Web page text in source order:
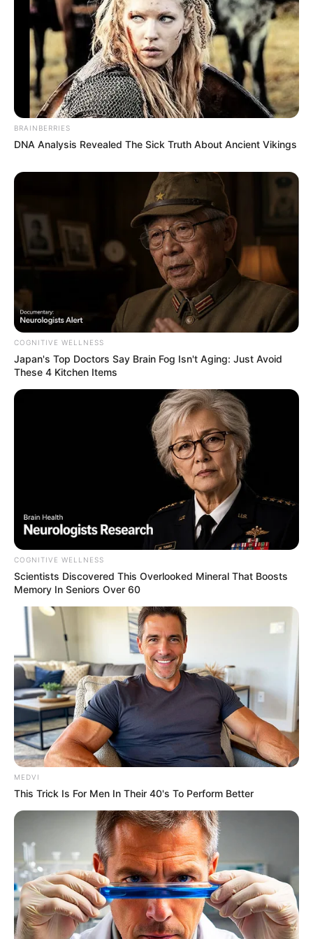
ścieżki dźwiękowej. Przypomnijmy, że w Wielkiej
Brytanii dostępne będą wydania wstandardowym
opakowaniuorazsteelbooku. Pojawiła się też specyfikacja
steelbookaz „ Królem Skorpionem”. W przypadku tego tytułu
również możemy liczyć napolskie napisy i ścieżkę
dźwiękową(lektora).Amazondorzucił do tego swój preorder
na zapowiedziane tydzień wcześniejwydanie 4K UHDz
filmem „Czarownica: Bajka ludowa z Nowej Anglii”.
BRAINBERRIES
DNA Analysis Revealed The Sick Truth About Ancient Vikings
COGNITIVE WELLNESS
Japan's Top Doctors Say Bra​in Fo​g Isn't Aging: Just Avoid
These 4 Kitchen Items
COGNITIVE WELLNESS
Scientists Discovered This Overlooked Mineral That Boosts
Memory In Seniors Over 60
MEDVI
This Trick Is For Men In Their 40's To Perform Better